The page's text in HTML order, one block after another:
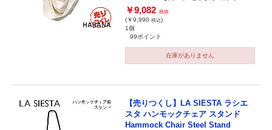
￥9,082 税抜
(￥9,990 税込)
1個
99ポイント
在庫がありません
【売りつくし】LA SIESTA ラシエ
スタ ハンモックチェア スタンド
Hammock Chair Steel Stand